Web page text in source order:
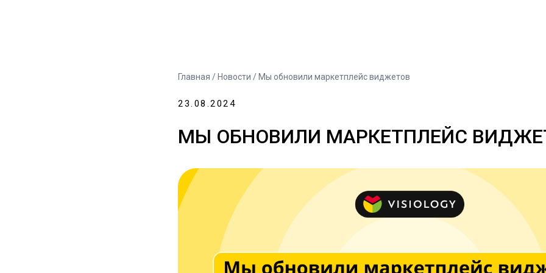
Главная / Новости / Мы обновили маркетплейс виджетов
23.08.2024
МЫ ОБНОВИЛИ МАРКЕТПЛЕЙС